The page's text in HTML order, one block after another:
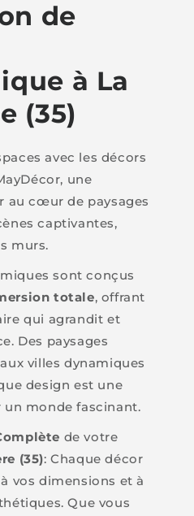
de
à La
(35)
avec les décors
une
au cœur de paysages
captivantes,
murs.
sont conçus
totale, offrant
qui agrandit et
Des paysages
villes dynamiques
design est une
monde fascinant.
de votre
(35): Chaque décor
vos dimensions et à
Que vous